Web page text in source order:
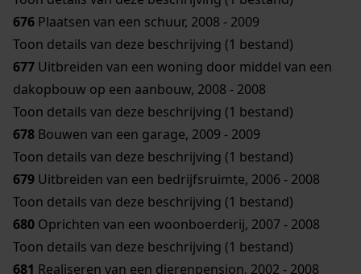
676 Plaatsen van een schuur, 2008 - 2009
Toon details van deze beschrijving (1 bestand)
677 Uitbreiden van een woning door middel van een
dakopbouw op een aanbouw, 2008 - 2008
Toon details van deze beschrijving (1 bestand)
678 Bouwen van een garage, 2009 - 2009
Toon details van deze beschrijving (1 bestand)
679 Uitbreiden van een bedrijfsruimte, 2006 - 2008
Toon details van deze beschrijving (1 bestand)
680 Oprichten van een woonboerderij, 2007 - 2008
Toon details van deze beschrijving (1 bestand)
681 Realiseren van een dierenpension, 2002 - 2008